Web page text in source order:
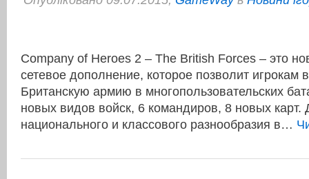
Company of Heroes 2 – The British Forces – это
сетевое дополнение, которое позволит игрокам
Британскую армию в многопользовательских
новых видов войск, 6 командиров, 8 новых карт.
национального и классового разнообразия в…